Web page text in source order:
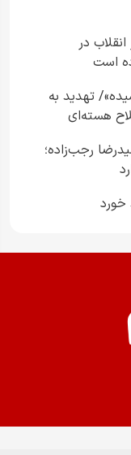
در
است​
تهدید به
هسته‌ای
حمیدرضا رجب‌زاده؛